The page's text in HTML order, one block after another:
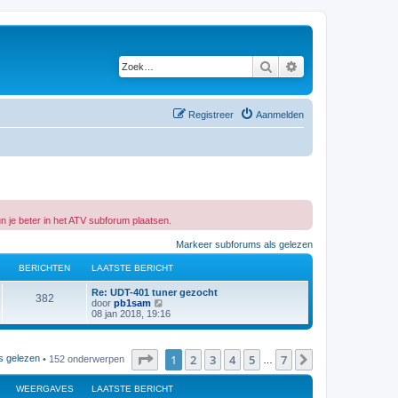
Zoek
Aanmelden
Registreer
beter in het ATV subforum plaatsen.
Markeer subforums als gelezen
BERICHTEN LAATSTE BERICHT
382B
i
c
L
a
a
t
e
b
e
r
Re: UDT-401 tuner gezocht
door pb1sam
e
k
a
a
08 jan 2018, 19:16
gelezen • 152 onderwerpen Pagina1 van 7
1 2 3 4 5 7
WEERGAVES LAATSTE BERICHT